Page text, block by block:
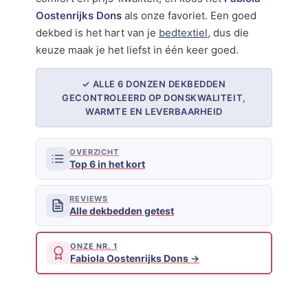
Oostenrijks Dons als onze favoriet. Een goed
dekbed is het hart van je bedtextiel, dus die
keuze maak je het liefst in één keer goed.
✓ ALLE 6 DONZEN DEKBEDDEN
GECONTROLEERD OP DONSKWALITEIT,
WARMTE EN LEVERBAARHEID
OVERZICHT
Top 6 in het kort
REVIEWS
Alle dekbedden getest
ONZE NR. 1
Fabiola Oostenrijks Dons